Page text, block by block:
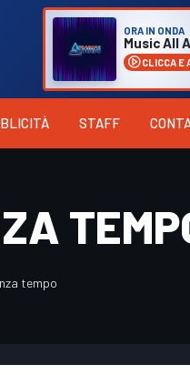
ORA IN ONDA
Music All
CLICCA E
STAFF
tempo